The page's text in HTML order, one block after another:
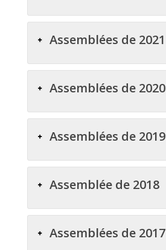
Assemblées de 2021
Assemblées de 2020
Assemblées de 2019
Assemblée de 2018
Assemblées de 2017